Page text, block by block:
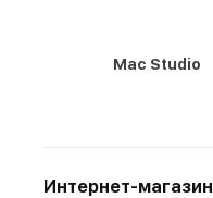
Mac Studio
Интернет-магазин